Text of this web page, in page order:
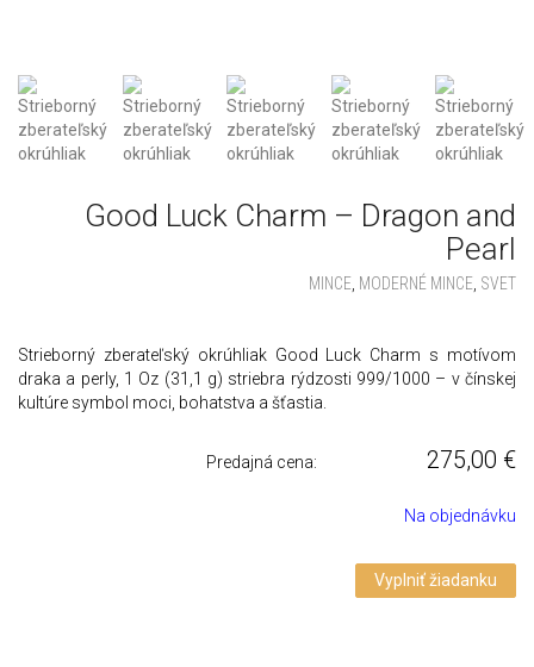
Good Luck Charm – Dragon and
Pearl
MINCE MODERNÉ MINCE SVET
Strieborný zberateľský okrúhliak Good Luck Charm s motívom
draka a perly, 1 Oz (31,1 g) striebra rýdzosti 999/1000 – v čínskej
kultúre symbol moci, bohatstva a šťastia.
Predajná cena: 275,00 €
Na objednávku
Vyplniť žiadanku